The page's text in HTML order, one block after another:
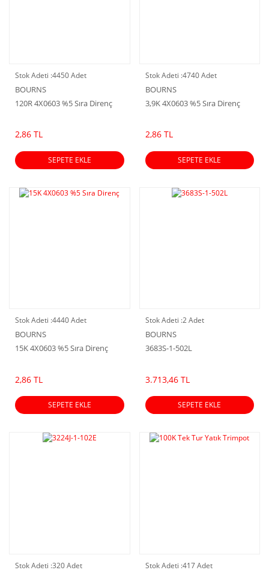
Stok Adeti :4450 Adet
BOURNS
120R 4X0603 %5 Sıra Direnç
2,86 TL
SEPETE EKLE
Stok Adeti :4740 Adet
BOURNS
3,9K 4X0603 %5 Sıra Direnç
2,86 TL
SEPETE EKLE
Stok Adeti :4440 Adet
BOURNS
15K 4X0603 %5 Sıra Direnç
2,86 TL
SEPETE EKLE
Stok Adeti :2 Adet
BOURNS
3683S-1-502L
3.713,46 TL
SEPETE EKLE
Stok Adeti :320 Adet Stok Adeti :417 Adet